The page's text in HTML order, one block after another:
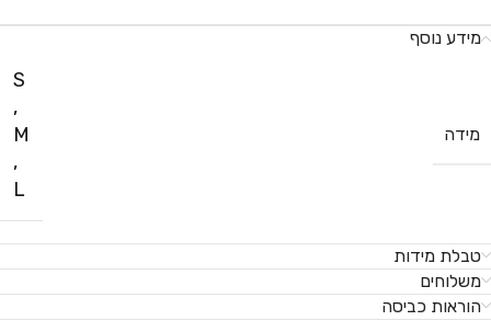
מידע נוסף
מידה
S
,
M
,
L
טבלת מידות
משלוחים
הוראות כביסה